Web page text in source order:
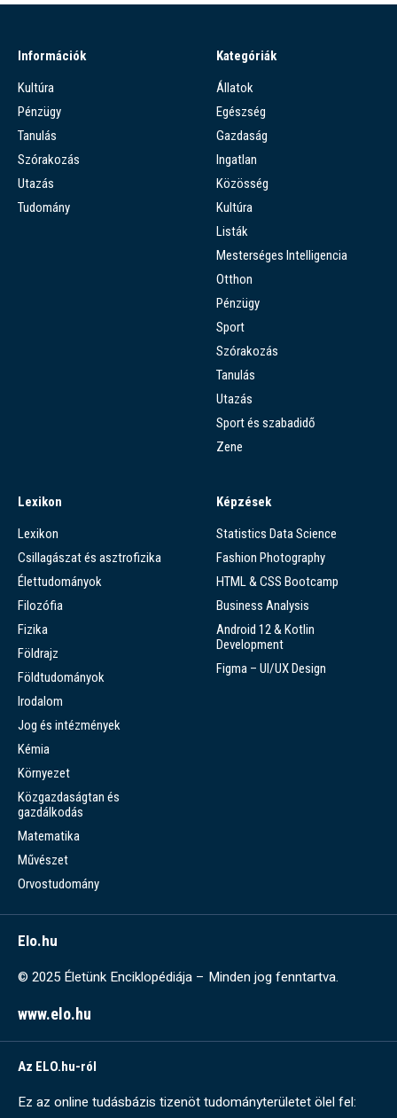
Információk
Kultúra
Pénzügy
Tanulás
Szórakozás
Utazás
Tudomány
Kategóriák
Állatok
Egészség
Gazdaság
Ingatlan
Közösség
Kultúra
Listák
Mesterséges Intelligencia
Otthon
Pénzügy
Sport
Szórakozás
Tanulás
Utazás
Sport és szabadidő
Zene
Lexikon
Lexikon
Csillagászat és asztrofizika
Élettudományok
Filozófia
Fizika
Földrajz
Földtudományok
Irodalom
Jog és intézmények
Kémia
Környezet
Közgazdaságtan és
gazdálkodás
Matematika
Művészet
Orvostudomány
Képzések
Statistics Data Science
Fashion Photography
HTML & CSS Bootcamp
Business Analysis
Android 12 & Kotlin
Development
Figma – UI/UX Design
Elo.hu
© 2025 Életünk Enciklopédiája – Minden jog fenntartva.
www.elo.hu
Az ELO.hu-ról
Ez az online tudásbázis tizenöt tudományterületet ölel fel: